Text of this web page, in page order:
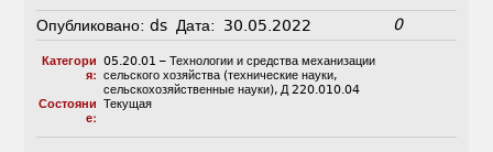
Опубликовано: ds Дата: 30.05.2022 0
Категори
я:
05.20.01 – Технологии и средства механизации
сельского хозяйства (технические науки,
сельскохозяйственные науки), Д 220.010.04
Состояни
е:
Текущая